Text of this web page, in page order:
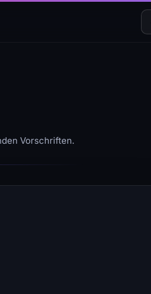
Vorschriften.